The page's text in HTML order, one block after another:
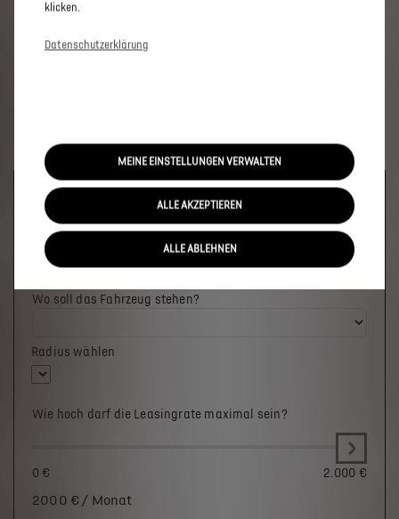
Welches Fahrzeug möchten Sie?
Wo soll das Fahrzeug stehen?
Radius wählen
Wie hoch darf die Leasingrate maximal sein?
0 € 2.000 €
2000 € / Monat
klicken.
Datenschutzerklärung
MEINE EINSTELLUNGEN VERWALTEN
ALLE AKZEPTIEREN
ALLE ABLEHNEN